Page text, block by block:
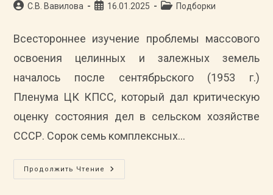
Г.Р.
За
Помощь
В
Организации
Учебной
Практики
Студентов
Университета
АвторС.В. Вавилова
Запись16.01.2025
РубрикаПодборки
Всестороннее изучение проблемы массового
освоения целинных и залежных земель
началось после сентябрьского (1953 г.)
Пленума ЦК КПСС, который дал критическую
оценку состояния дел в сельском хозяйстве
СССР. Сорок семь комплексных…
Продолжить Чтение
«Здравствуй,
Земля